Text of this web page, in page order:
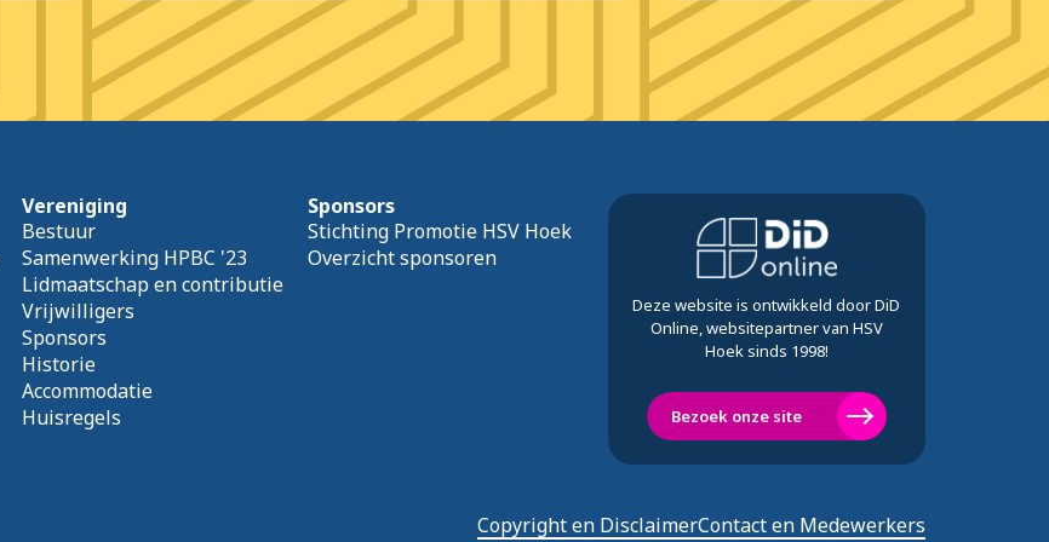
Vereniging
Bestuur
Samenwerking HPBC '23
Lidmaatschap en contributie
Vrijwilligers
Sponsors
Historie
Accommodatie
Huisregels
Sponsors
Stichting Promotie HSV Hoek
Overzicht sponsoren
Deze website is ontwikkeld door DiD
Online, websitepartner van HSV
Hoek sinds 1998!
Bezoek onze site
Copyright en DisclaimerContact en Medewerkers